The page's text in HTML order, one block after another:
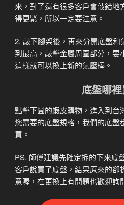
來，對了還有很多客戶會敲錯地
得更緊，所以一定要注意。
2. 敲下腳架後，再來分開底盤
到最高，敲擊金屬周圍部分，要
這樣就可以換上新的氣壓棒。
底盤哪裡
點擊下圖的蝦皮購物，進入到台
您需要的底盤規格，我們的底盤
買。
PS. 師傅建議先確定拆的下來底
客戶說買了底盤，結果原來的卻
意喔，在更換上有問題也歡迎詢